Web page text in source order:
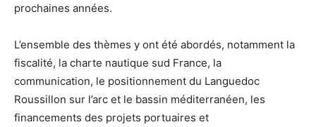
prochaines années.
L’ensemble des thèmes y ont été abordés, notamment la
fiscalité, la charte nautique sud France, la
communication, le positionnement du Languedoc
Roussillon sur l’arc et le bassin méditerranéen, les
financements des projets portuaires et